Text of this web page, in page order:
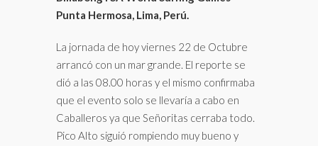
Punta Hermosa, Lima, Perú.
La jornada de hoy viernes 22 de Octubre
arrancó con un mar grande. El reporte se
dió a las 08.00 horas y el mismo confirmaba
que el evento solo se llevaría a cabo en
Caballeros ya que Señoritas cerraba todo.
Pico Alto siguió rompiendo muy bueno y